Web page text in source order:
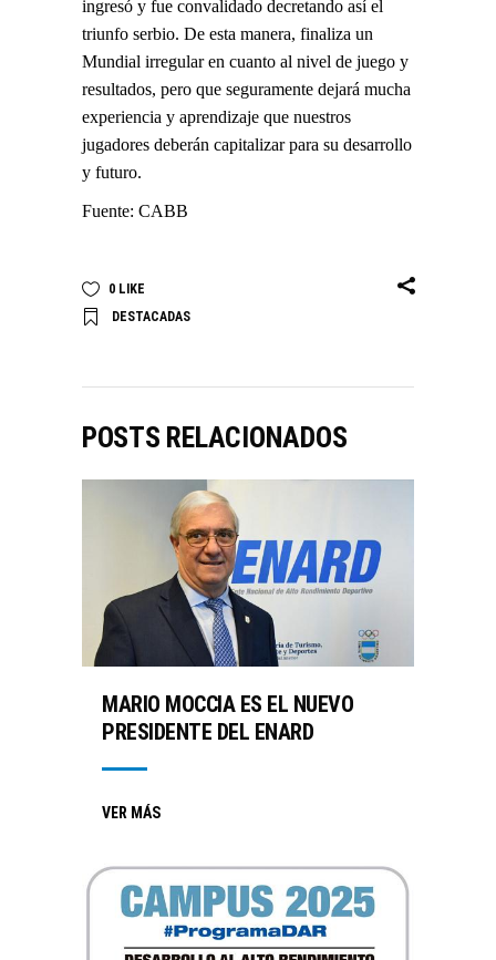
ingresó y fue convalidado decretando así el
triunfo serbio. De esta manera, finaliza un
Mundial irregular en cuanto al nivel de juego y
resultados, pero que seguramente dejará mucha
experiencia y aprendizaje que nuestros
jugadores deberán capitalizar para su desarrollo
y futuro.
Fuente: CABB
0 LIKE
DESTACADAS
POSTS RELACIONADOS
MARIO MOCCIA ES EL NUEVO
PRESIDENTE DEL ENARD
VER MÁS